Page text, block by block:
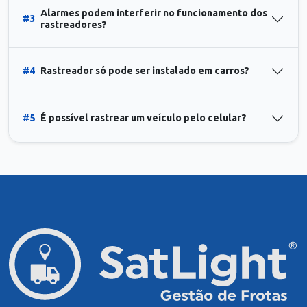
#3
Alarmes podem interferir no funcionamento dos
rastreadores?
#4 Rastreador só pode ser instalado em carros?
#5 É possível rastrear um veículo pelo celular?